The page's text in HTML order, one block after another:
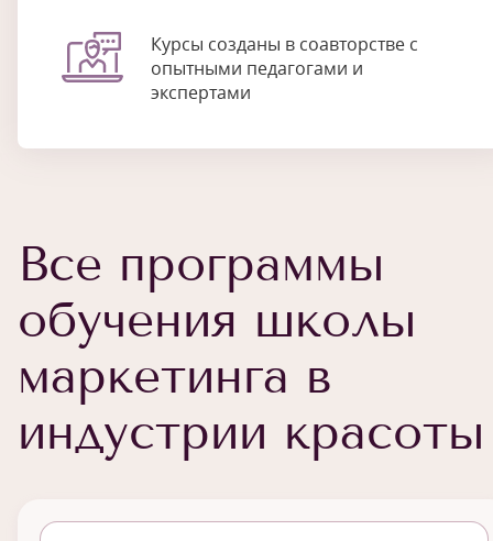
Курсы созданы в соавторстве с
опытными педагогами и
экспертами
Все программы
обучения школы
маркетинга в
индустрии красоты